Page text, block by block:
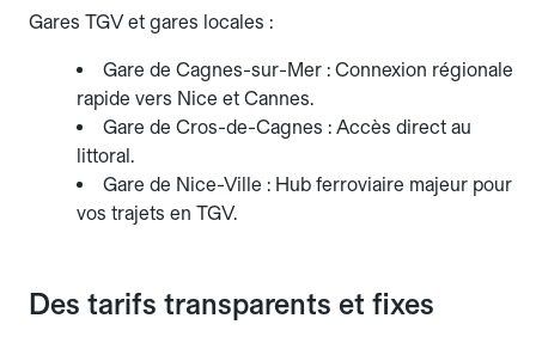
Gares TGV et gares locales :
Gare de Cagnes-sur-Mer : Connexion régionale
rapide vers Nice et Cannes.
Gare de Cros-de-Cagnes : Accès direct au
littoral.
Gare de Nice-Ville : Hub ferroviaire majeur pour
vos trajets en TGV.
Des tarifs transparents et fixes